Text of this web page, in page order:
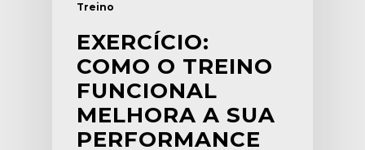
Treino
EXERCÍCIO:
COMO O TREINO
FUNCIONAL
MELHORA A SUA
PERFORMANCE